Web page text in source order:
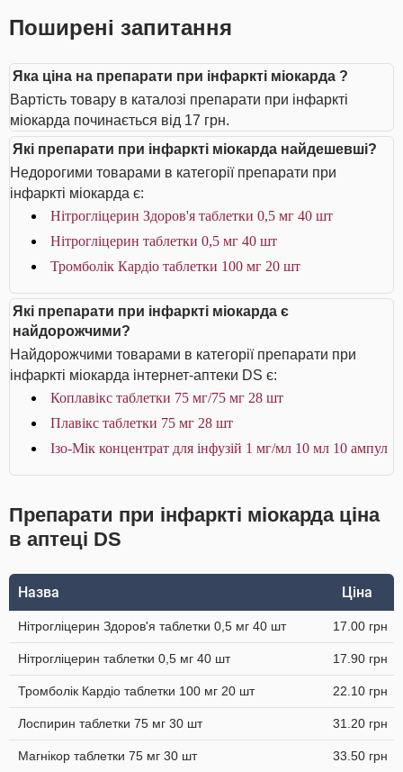
Поширені запитання
Яка ціна на препарати при інфаркті міокарда ?
Вартість товару в каталозі препарати при інфаркті
міокарда починається від 17 грн.
Які препарати при інфаркті міокарда найдешевші?
Недорогими товарами в категорії препарати при
інфаркті міокарда є:
Нітрогліцерин Здоров'я таблетки 0,5 мг 40 шт
Нітрогліцерин таблетки 0,5 мг 40 шт
Тромболік Кардіо таблетки 100 мг 20 шт
Які препарати при інфаркті міокарда є
найдорожчими?
Найдорожчими товарами в категорії препарати при
інфаркті міокарда інтернет-аптеки DS є:
Коплавікс таблетки 75 мг/75 мг 28 шт
Плавікс таблетки 75 мг 28 шт
Ізо-Мік концентрат для інфузій 1 мг/мл 10 мл 10 ампул
Препарати при інфаркті міокарда ціна
в аптеці DS
Назва Ціна
Нітрогліцерин Здоров'я таблетки 0,5 мг 40 шт 17.00 грн
Нітрогліцерин таблетки 0,5 мг 40 шт 17.90 грн
Тромболік Кардіо таблетки 100 мг 20 шт 22.10 грн
Лоспирин таблетки 75 мг 30 шт 31.20 грн
Магнікор таблетки 75 мг 30 шт 33.50 грн